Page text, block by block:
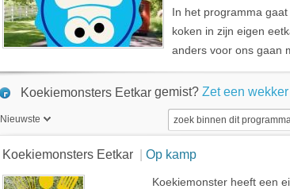
In het programma
koken in zijn eigen
anders voor ons gaan
Koekiemonsters Eetkar gemist? Zet een wekker
Nieuwste
Koekiemonsters Eetkar Op kamp
Koekiemonster heeft een